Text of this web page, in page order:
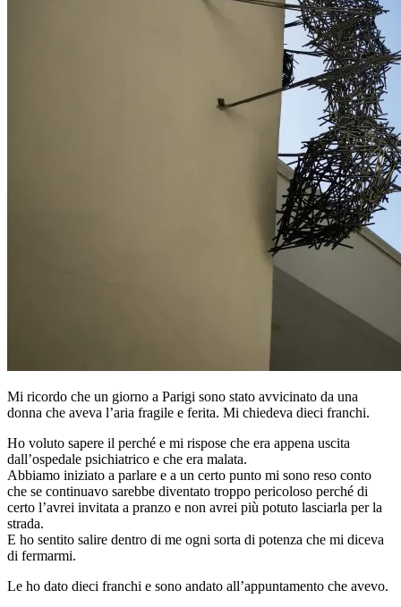
Mi ricordo che un giorno a Parigi sono stato avvicinato da una
donna che aveva l’aria fragile e ferita. Mi chiedeva dieci franchi.
Ho voluto sapere il perché e mi rispose che era appena uscita
dall’ospedale psichiatrico e che era malata.
Abbiamo iniziato a parlare e a un certo punto mi sono reso conto
che se continuavo sarebbe diventato troppo pericoloso perché di
certo l’avrei invitata a pranzo e non avrei più potuto lasciarla per la
strada.
E ho sentito salire dentro di me ogni sorta di potenza che mi diceva
di fermarmi.
Le ho dato dieci franchi e sono andato all’appuntamento che avevo.